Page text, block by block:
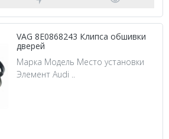
VAG 8E0868243 Клипса обшивки
дверей
Марка Модель Место установки
Элемент Audi ..